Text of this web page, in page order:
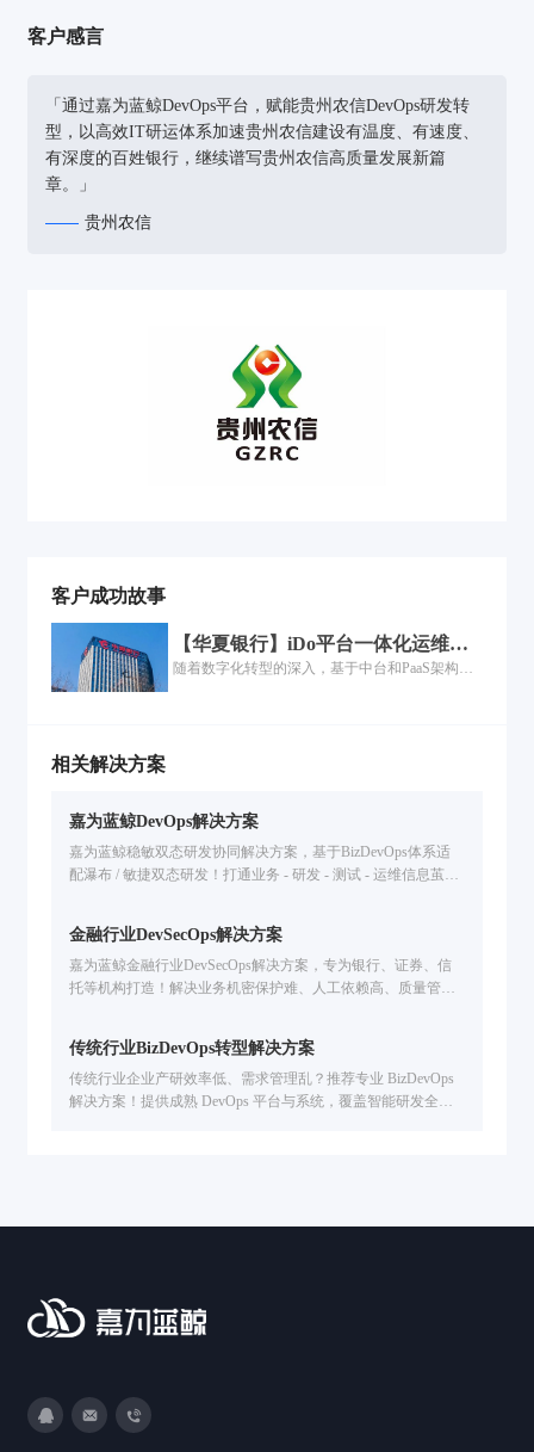
客户感言
「通过嘉为蓝鲸DevOps平台，赋能贵州农信DevOps研发转
型，以高效IT研运体系加速贵州农信建设有温度、有速度、
有深度的百姓银行，继续谱写贵州农信高质量发展新篇
章。」
贵州农信
客户成功故事
【华夏银行】iDo平台一体化运维的
落地过程
随着数字化转型的深入，基于中台和PaaS架构的
相关解决方案
嘉为蓝鲸DevOps解决方案
嘉为蓝鲸稳敏双态研发协同解决方案，基于BizDevOps体系适
配瀑布 / 敏捷双态研发！打通业务 - 研发 - 测试 - 运维信息茧
金融行业DevSecOps解决方案
嘉为蓝鲸金融行业DevSecOps解决方案，专为银行、证券、信
托等机构打造！解决业务机密保护难、人工依赖高、质量管控
字资产安全
传统行业BizDevOps转型解决方案
传统行业企业产研效率低、需求管理乱？推荐专业 BizDevOps
解决方案！提供成熟 DevOps 平台与系统，覆盖智能研发全流